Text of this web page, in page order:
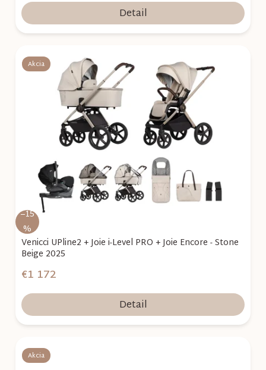
Detail
Akcia
–15
%
Venicci UPline2 + Joie i-Level PRO + Joie Encore - Stone
Beige 2025
€1 172
Detail
Akcia